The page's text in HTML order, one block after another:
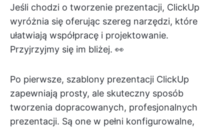
Jeśli chodzi o tworzenie prezentacji, ClickUp
wyróżnia się oferując szereg narzędzi, które
ułatwiają współpracę i projektowanie.
Przyjrzyjmy się im bliżej. 👀
Po pierwsze, szablony prezentacji ClickUp
zapewniają prosty, ale skuteczny sposób
tworzenia dopracowanych, profesjonalnych
prezentacji. Są one w pełni konfigurowalne,